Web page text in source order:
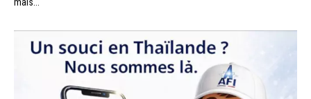
mais...